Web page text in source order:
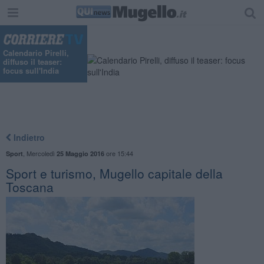
Calendario Pirelli,
diffuso il teaser:
focus sull'India
Indietro
Sport Mercoledì 25 Maggio 2016ore 15:44
​Sport e turismo, Mugello capitale della
Toscana